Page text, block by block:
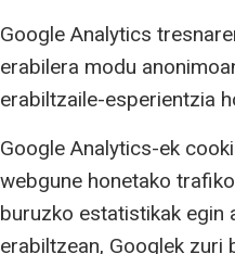
Google Analytics
erabilera modu
erabiltzaile-esperientzia
Google Analytics-ek
webgune honetako
buruzko estatistikak egin
erabiltzean, Googlek zuri